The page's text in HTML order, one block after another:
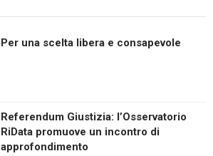
Per una scelta libera e consapevole
Referendum Giustizia: l’Osservatorio
RiData promuove un incontro di
approfondimento